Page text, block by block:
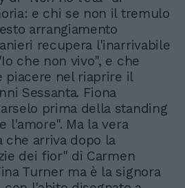
e chi se non il tremulo
arrangiamento
recupera l'inarrivabile
che non vivo", e che
piacere nel riaprire il
Sessanta. Fiona
prima della standing
l'amore". Ma la vera
che arriva dopo la
dei fior" di Carmen
Turner ma è la signora